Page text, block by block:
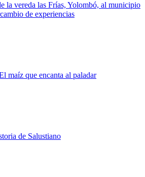
la vereda las Frías, Yolombó, al municipio
de experiencias
maíz que encanta al paladar
de Salustiano